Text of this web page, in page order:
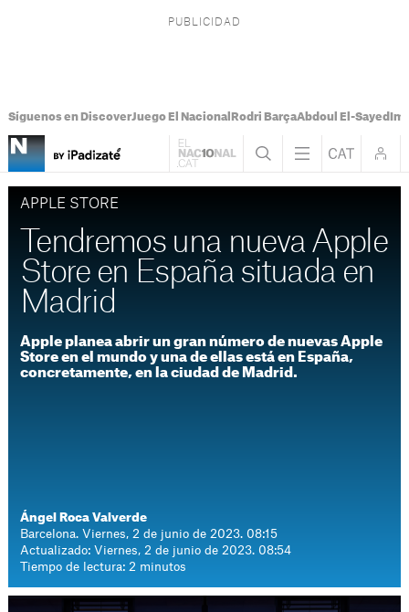
Síguenos en DiscoverJuego El Nacional Rodri BarçaAbdoul El-Sayed
APPLE STORE
Tendremos una nueva Apple
Store en España situada en
Madrid
Apple planea abrir un gran número de nuevas Apple
Store en el mundo y una de ellas está en España,
concretamente, en la ciudad de Madrid.
Ángel Roca Valverde
Barcelona. Viernes, 2 de junio de 2023. 08:15
Actualizado: Viernes, 2 de junio de 2023. 08:54
Tiempo de lectura: 2 minutos